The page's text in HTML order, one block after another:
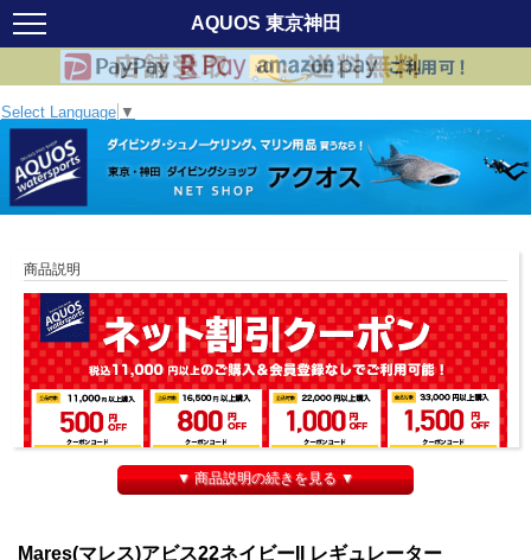
AQUOS 東京神田
Select Language ▼
商品説明
▼ 商品説明の続きを見る ▼
Mares(マレス)アビス22ネイビーII レギュレーター